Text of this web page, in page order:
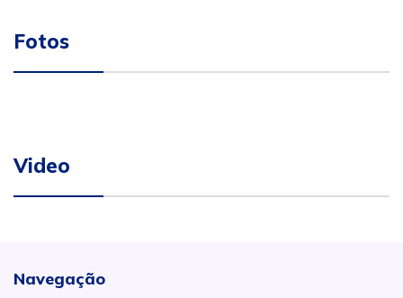
Fotos
Video
Navegação